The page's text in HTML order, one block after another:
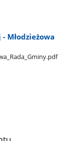
Młodzieżowa